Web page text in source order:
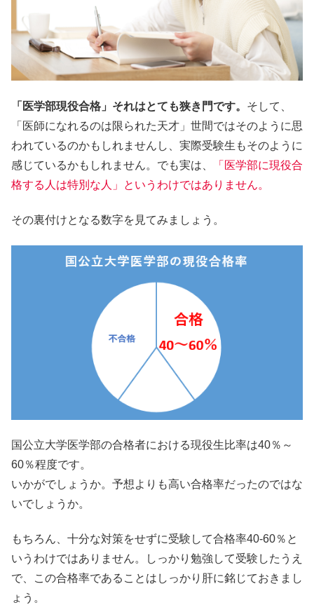
「医学部現役合格」それはとても狭き門です。 そして、
「医師になれるのは限られた天才」世間ではそのように思
われているのかもしれませんし、実際受験生もそのように
感じているかもしれません。でも実は、
「医学部に現役合
格する人は特別な人」というわけではありません。
その裏付けとなる数字を見てみましょう。
国公立大学医学部の合格者における現役生比率は40％～
60％程度です。
いかがでしょうか。予想よりも高い合格率だったのではな
いでしょうか。
もちろん、十分な対策をせずに受験して合格率40-60％と
いうわけではありません。しっかり勉強して受験したうえ
で、この合格率であることはしっかり肝に銘じておきまし
ょう。